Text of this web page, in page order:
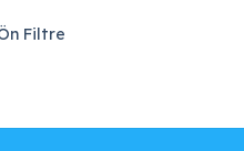
Filtre